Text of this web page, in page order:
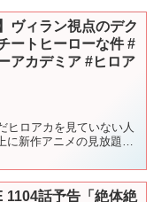
ヴィラン視点のデク
ートヒーローな件 #
アカデミア #ヒロア
ロアカを見ていない人
新作アニメの見放題作
1104話予告「絶体絶